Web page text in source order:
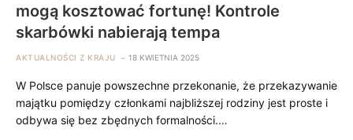
mogą kosztować fortunę! Kontrole
skarbówki nabierają tempa
AKTUALNOŚCI Z KRAJU 18 KWIETNIA 2025
W Polsce panuje powszechne przekonanie, że przekazywanie
majątku pomiędzy członkami najbliższej rodziny jest proste i
odbywa się bez zbędnych formalności.…